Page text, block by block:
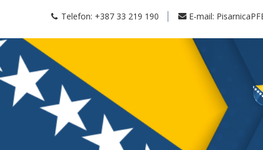
Telefon: +387 33 219 190 E-mail: